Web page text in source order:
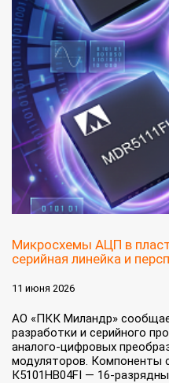
Микросхемы АЦП в
серийная линейка и
11 июня 2026
АО «ПКК Миландр»
разработки и серийного
аналого‑цифровых
модуляторов. Компоненты
К5101НВ04FI —